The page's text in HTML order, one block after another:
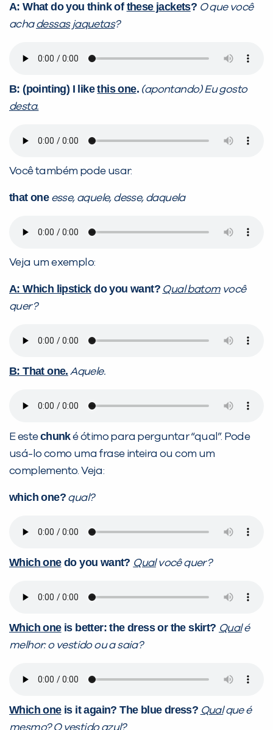
A: What do you think of these jackets? O que você
achadessas jaquetas?
B: (pointing) I likethis one. (apontando) Eu gosto
desta.
Você também pode usar:
that one esse, aquele, desse, daquela
Veja um exemplo:
A: Which lipstickdo you want? Qual batomvocê
quer?
B: That one. Aquele.
E estechunké ótimo para perguntar “qual”. Pode
usá-lo como uma frase inteira ou com um
complemento. Veja:
which one? qual?
Which onedo you want? Qualvocê quer?
Which oneis better: the dress or the skirt? Qualé
melhor: o vestido ou a saia?
Which oneis it again? The blue dress? Qualque é
mesmo?O vestido azul?